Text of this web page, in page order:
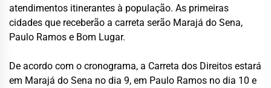
atendimentos itinerantes à população. As primeiras
cidades que receberão a carreta serão Marajá do Sena,
Paulo Ramos e Bom Lugar.
De acordo com o cronograma, a Carreta dos Direitos estará
em Marajá do Sena no dia 9, em Paulo Ramos no dia 10 e